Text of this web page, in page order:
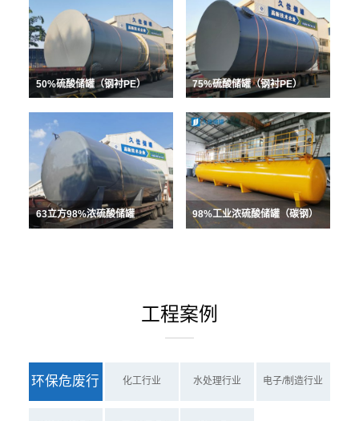
50%硫酸储罐（钢衬PE） 75%硫酸储罐（钢衬PE）
63立方98%浓硫酸储罐 98%工业浓硫酸储罐（碳钢）
工程案例
环保危废行 化工行业 水处理行业 电子/制造行业